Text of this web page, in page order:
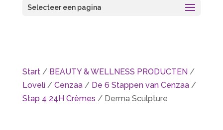
Selecteer een pagina
Start/ BEAUTY & WELLNESS PRODUCTEN/
Loveli/ Cenzaa/ De 6 Stappen van Cenzaa/
Stap 4 24H Crèmes / Derma Sculpture